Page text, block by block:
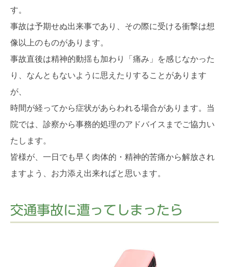
す。
事故は予期せぬ出来事であり、その際に受ける衝撃は想
像以上のものがあります。
事故直後は精神的動揺も加わり「痛み」を感じなかった
り、なんともないように思えたりすることがあります
が、
時間が経ってから症状があらわれる場合があります。当
院では、診察から事務的処理のアドバイスまでご協力い
たします。
皆様が、一日でも早く肉体的・精神的苦痛から解放され
ますよう、お力添え出来ればと思います。
交通事故に遭ってしまったら